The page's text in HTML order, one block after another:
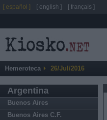
Hemeroteca 26/Jul/2016
Argentina
Buenos Aires
Buenos Aires C.F.
[ español ] [ english ] [ français ]